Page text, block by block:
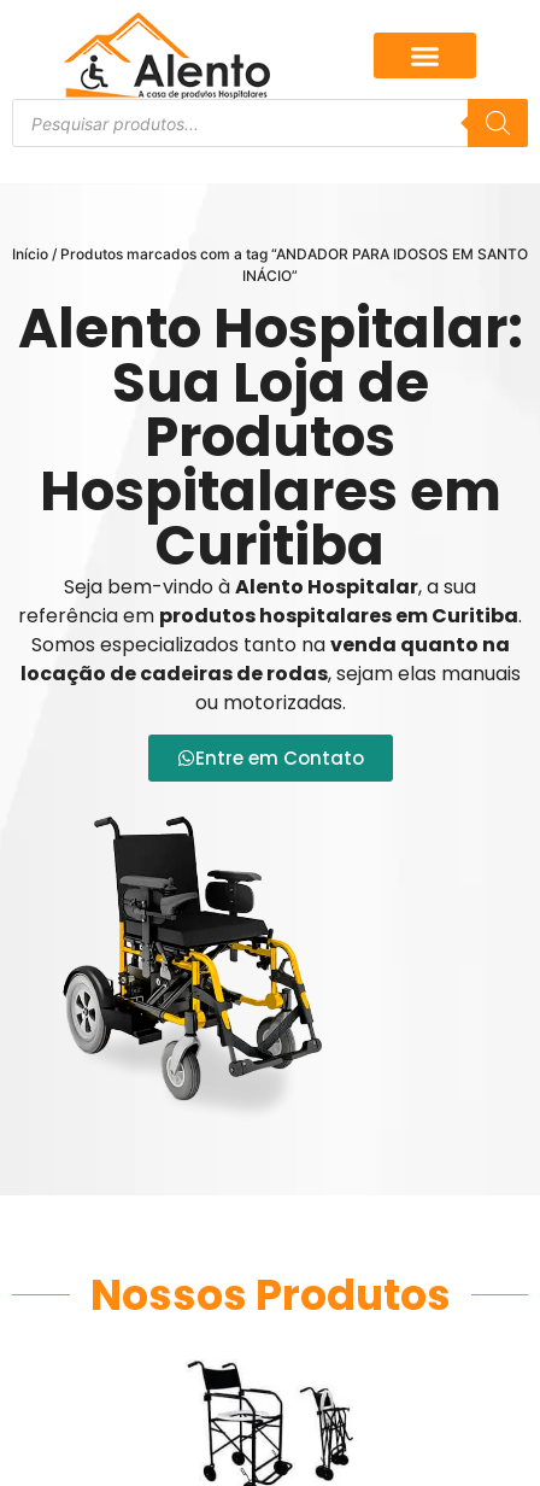
Início / Produtos marcados com a tag “ANDADOR PARA IDOSOS EM SANTO
INÁCIO”
Alento Hospitalar:
Sua Loja de
Produtos
Hospitalares em
Curitiba
Seja bem-vindo àAlento Hospitalar, a sua
referência em produtos hospitalares em Curitiba.
Somos especializados tanto navenda quanto na
locação de cadeiras de rodas, sejam elas manuais
ou motorizadas.
Entre em Contato
Nossos Produtos